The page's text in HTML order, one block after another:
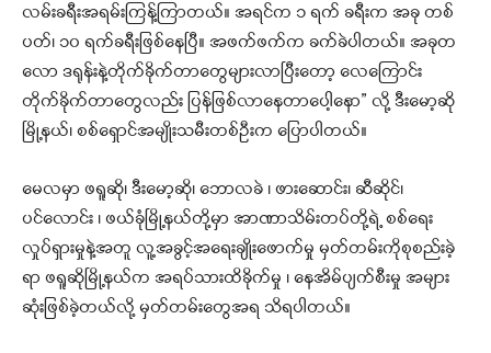
လမ်းခရီးအရမ်းကြန့်ကြာတယ်။ အရင်က ၁ ရက် ခရီးက အခု တစ်
ပတ်၊ ၁၀ ရက်ခရီးဖြစ်နေပြီ။ အဖက်ဖက်က ခက်ခဲပါတယ်။ အခုတ
လော ဒရုန်းနဲ့တိုက်ခိုက်တာတွေများလာပြီးတော့ လေကြောင်း
တိုက်ခိုက်တာတွေလည်း ပြန်ဖြစ်လာနေတာပေါ့နော” လို့ ဒီးမော့ဆို
မြို့နယ်၊ စစ်ရှောင်အမျိုးသမီးတစ်ဦးက ပြောပါတယ်။
မေလမှာ ဖရူဆို၊ ဒီးမော့ဆို၊ ဘောလခဲ ၊ ဖားဆောင်း၊ ဆီဆိုင်၊
ပင်လောင်း ၊ ဖယ်ခုံမြို့နယ်တို့မှာ အာဏာသိမ်းတပ်တို့ရဲ့ စစ်ရေး
လှုပ်ရှားမှုနဲ့အတူ လူ့အခွင့်အရေးချိုးဖောက်မှု မှတ်တမ်းကိုစုစည်းခဲ့
ရာ ဖရူဆိုမြို့နယ်က အရပ်သားထိခိုက်မှု ၊ နေအိမ်ပျက်စီးမှု အများ
ဆုံးဖြစ်ခဲ့တယ်လို့ မှတ်တမ်းတွေအရ သိရပါတယ်။